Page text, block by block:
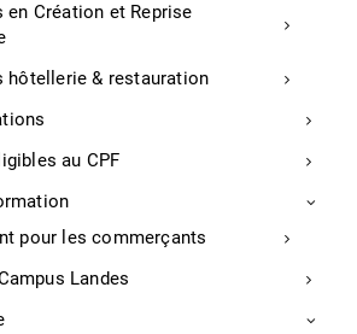
en Création et Reprise
hôtellerie & restauration
au CPF
pour les commerçants
Landes
à réaliser des enquêtes et à
de vie et des conditions de
DEVELOPPEES :
les dispositions
relatives aux rôles du CSE
de manière constructive avec
mesures de prévention des